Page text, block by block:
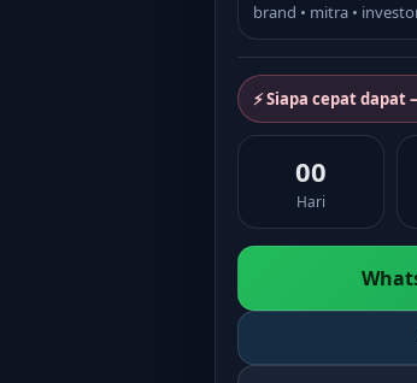
brand • mitra •
⚡ Siapa cepat
00
Hari